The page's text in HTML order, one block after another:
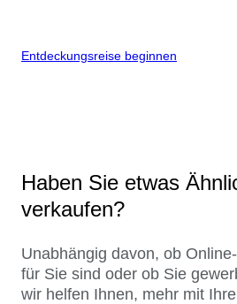
Entdeckungsreise beginnen
Haben Sie etwas
verkaufen?
Unabhängig davon, ob
für Sie sind oder ob Sie
wir helfen Ihnen, mehr mit